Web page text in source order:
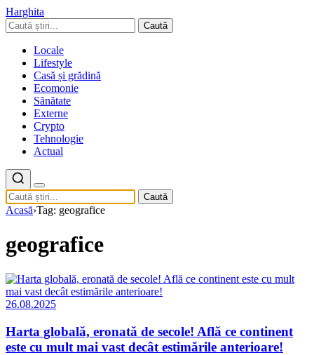
Harghita
Caută
Locale
Lifestyle
Casă și grădină
Ecomonie
Sănătate
Externe
Crypto
Tehnologie
Actual
Caută
Acasă›Tag: geografice
geografice
26.08.2025
Harta globală, eronată de secole! Află ce continent
este cu mult mai vast decât estimările anterioare!